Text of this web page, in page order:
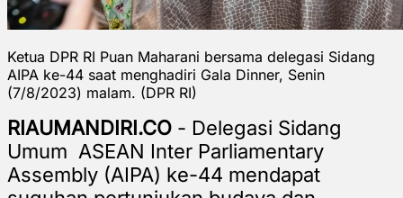
Ketua DPR RI Puan Maharani bersama delegasi Sidang
AIPA ke-44 saat menghadiri Gala Dinner, Senin
(7/8/2023) malam. (DPR RI)
RIAUMANDIRI.CO - Delegasi Sidang
Umum ASEAN Inter Parliamentary
Assembly (AIPA) ke-44 mendapat